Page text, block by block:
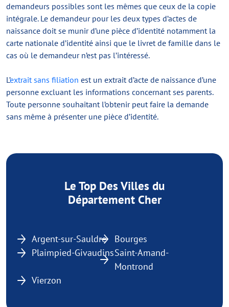
demandeurs possibles sont les mêmes que ceux de la copie
intégrale. Le demandeur pour les deux types d’actes de
naissance doit se munir d’une pièce d’identité notamment la
carte nationale d’identité ainsi que le livret de famille dans le
cas où le demandeur n’est pas l’intéressé.
L’extrait sans filiation est un extrait d’acte de naissance d’une
personne excluant les informations concernant ses parents.
Toute personne souhaitant l’obtenir peut faire la demande
sans même à présenter une pièce d’identité.
Le Top Des Villes du
Département Cher
Argent-sur-Sauldre
Bourges
Plaimpied-GivaudinsSaint-Amand-
Montrond
Vierzon